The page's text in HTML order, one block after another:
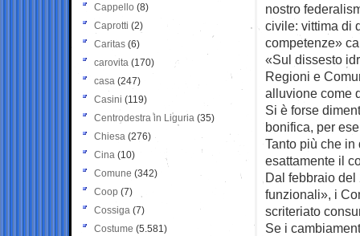
nostro
civile: vittima di
competenze»
«Sul dissesto
Regioni e
alluvione come
Si è forse
bonifica, per
Tanto più che
esattamente il
Dal febbraio del
funzionali», i
scriteriato
Se i
Cappello (8)
Caprotti (2)
Caritas (6)
carovita (170)
casa (247)
Casini (119)
Centrodestra in Liguria (35)
Chiesa (276)
Cina (10)
Comune (342)
Coop (7)
Cossiga (7)
Costume (5.581)